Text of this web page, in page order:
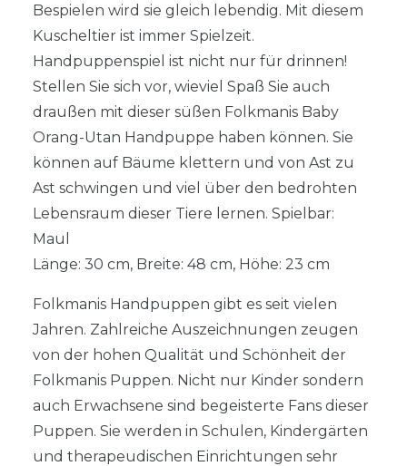
Bespielen wird sie gleich lebendig. Mit diesem
Kuscheltier ist immer Spielzeit.
Handpuppenspiel ist nicht nur für drinnen!
Stellen Sie sich vor, wieviel Spaß Sie auch
draußen mit dieser süßen Folkmanis Baby
Orang-Utan Handpuppe haben können. Sie
können auf Bäume klettern und von Ast zu
Ast schwingen und viel über den bedrohten
Lebensraum dieser Tiere lernen. Spielbar:
Maul
Länge: 30 cm, Breite: 48 cm, Höhe: 23 cm
Folkmanis Handpuppen gibt es seit vielen
Jahren. Zahlreiche Auszeichnungen zeugen
von der hohen Qualität und Schönheit der
Folkmanis Puppen. Nicht nur Kinder sondern
auch Erwachsene sind begeisterte Fans dieser
Puppen. Sie werden in Schulen, Kindergärten
und therapeudischen Einrichtungen sehr